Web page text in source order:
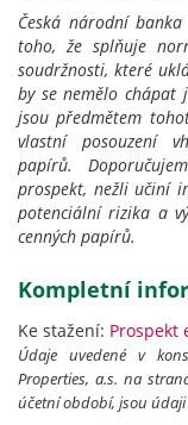
Česká národní
toho, že splňuje
soudržnosti, které
by se nemělo chápat
jsou předmětem
vlastní posouzení
papírů.
prospekt, nežli učiní
potenciální rizika a
cenných papírů.
Kompletní
Ke stažení: Prospekt
Údaje uvedené v
Properties, a.s. na
účetní období, jsou